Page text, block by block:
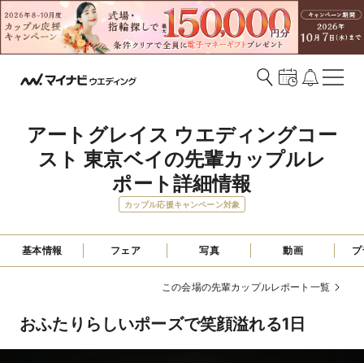
アートグレイス ウエディングコー
スト 東京ベイの先輩カップルレ
ポート詳細情報
カップル応援キャンペーン対象
基本情報 フェア 写真 動画
この会場の先輩カップルレポート一覧
おふたりらしいポーズで笑顔溢れる1日